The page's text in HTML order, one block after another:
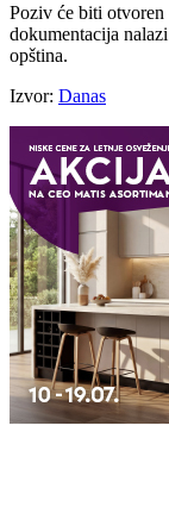
Poziv će biti otvoren
dokumentacija
opština.
Izvor: Danas